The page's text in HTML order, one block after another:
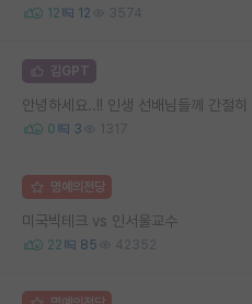
12 12 3574
김GPT
안녕하세요..!! 인생 선배님들께 간절
0 3 1317
명예의전당
미국빅테크 vs 인서울교수
22 85 42352